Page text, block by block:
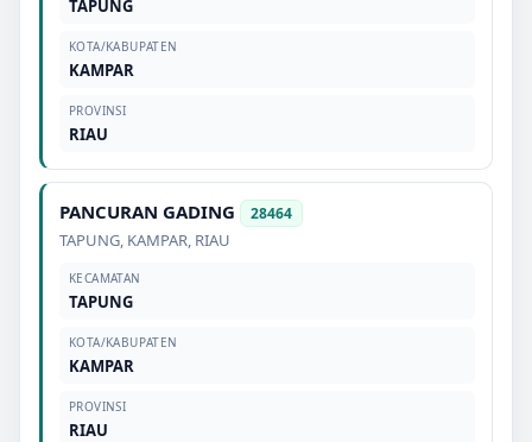
TAPUNG
KOTA/KABUPATEN
KAMPAR
PROVINSI
RIAU
PANCURAN GADING 28464
TAPUNG, KAMPAR, RIAU
KECAMATAN
TAPUNG
KOTA/KABUPATEN
KAMPAR
PROVINSI
RIAU